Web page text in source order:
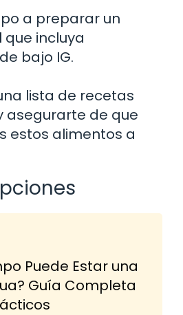
a preparar un
incluya
bajo IG.
lista de recetas
asegurarte de que
estos alimentos a
Puede Estar una
Guía Completa